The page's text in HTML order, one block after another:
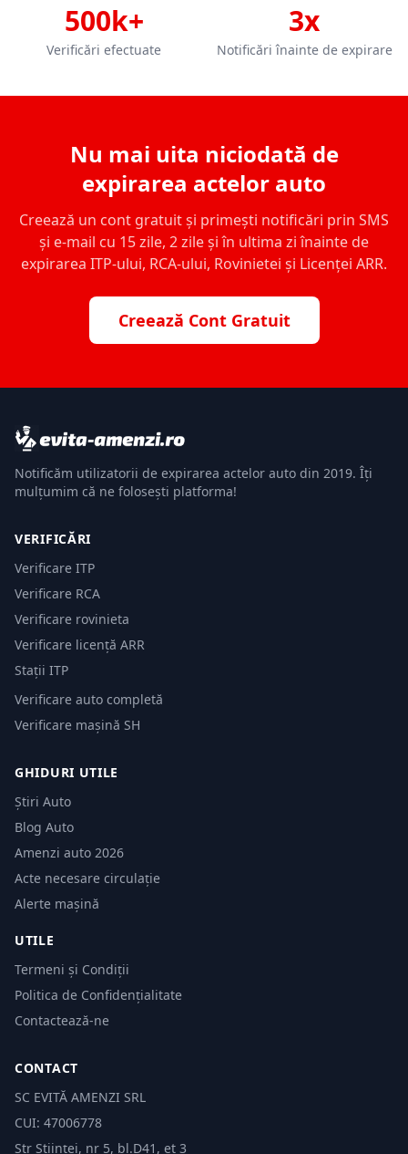
500k+
Verificări efectuate
3x
Notificări înainte de expirare
Nu mai uita niciodată de
expirarea actelor auto
Creează un cont gratuit și primești notificări prin SMS
și e-mail cu 15 zile, 2 zile și în ultima zi înainte de
expirarea ITP-ului, RCA-ului, Rovinietei și Licenței ARR.
Creează Cont Gratuit
Notificăm utilizatorii de expirarea actelor auto din 2019. Îți
mulțumim că ne folosești platforma!
VERIFICĂRI
Verificare ITP
Verificare RCA
Verificare rovinieta
Verificare licență ARR
Stații ITP
Verificare auto completă
Verificare mașină SH
GHIDURI UTILE
Știri Auto
Blog Auto
Amenzi auto 2026
Acte necesare circulație
Alerte mașină
UTILE
Termeni și Condiții
Politica de Confidențialitate
Contactează-ne
CONTACT
SC EVITĂ AMENZI SRL
CUI: 47006778
Str Științei, nr 5, bl.D41, et 3